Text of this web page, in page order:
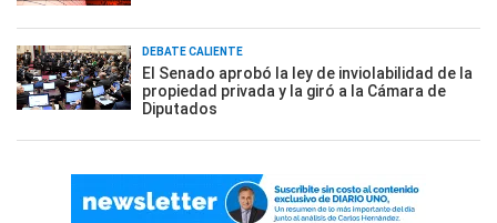
DEBATE CALIENTE
El Senado aprobó la ley de inviolabilidad de la
propiedad privada y la giró a la Cámara de
Diputados